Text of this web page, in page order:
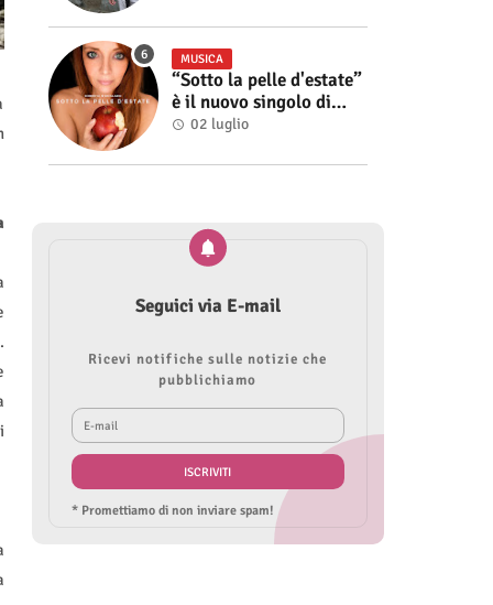
MUSICA
“Sotto la pelle d'estate”
è il nuovo singolo di
Roberta Modìgliani
02 luglio
Seguici via E-mail
Ricevi notifiche sulle notizie che
pubblichiamo
* Promettiamo di non inviare spam!